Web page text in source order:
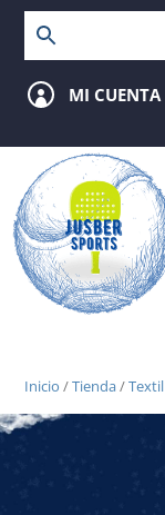
 MI CUENTA
Inicio /Tienda/Textil